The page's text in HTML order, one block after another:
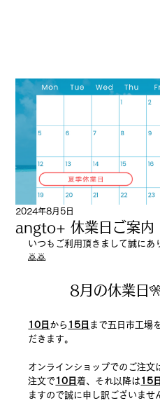
angto+ 休業日ご案内
2024年8月5日
いつもご利用頂きまして誠にあ
🙇🙇
8月の休業日
10日 から 15日 まで五日市工場
だきます。
オンラインショップでのご注文
注文で10日 着、それ以降は 15日
ますので誠に申し訳ございませ